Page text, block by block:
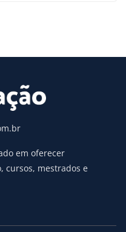
em oferecer
cursos, mestrados e